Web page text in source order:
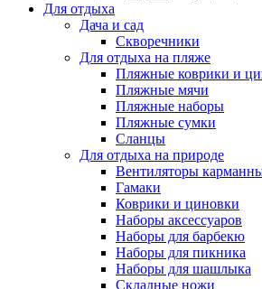
Для отдыха
Дача и сад
Скворечники
Для отдыха на пляже
Пляжные коврики и
Пляжные мячи
Пляжные наборы
Пляжные сумки
Сланцы
Для отдыха на природе
Вентиляторы
Гамаки
Коврики и циновки
Наборы аксессуаров
Наборы для барбекю
Наборы для пикника
Наборы для шашлыка
Складные ножи